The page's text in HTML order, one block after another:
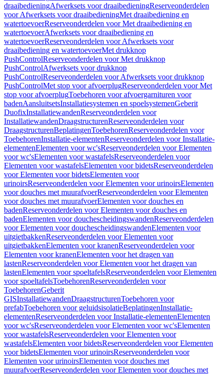
draaibedieningAfwerksets voor draaibedieningReserveonderdelen
voor Afwerksets voor draaibedieningMet draaibediening en
watertoevoerReserveonderdelen voor Met draaibediening en
watertoevoerAfwerksets voor draaibediening en
watertoevoerReserveonderdelen voor Afwerksets voor
draaibediening en watertoevoerMet drukknop
PushControlReserveonderdelen voor Met drukknop
PushControlAfwerksets voor drukknop
PushControlReserveonderdelen voor Afwerksets voor drukknop
PushControlMet stop voor afvoerplugReserveonderdelen voor Met
stop voor afvoerplugToebehoren voor afvoergarnituren voor
badenAansluitsetsInstallatiesystemen en spoelsystemenGeberit
DuofixInstallatiewandenReserveonderdelen voor
InstallatiewandenDraagstructurenReserveonderdelen voor
DraagstructurenBeplatingenToebehorenReserveonderdelen voor
ToebehorenInstallatie-elementenReserveonderdelen voor Installatie-
elementenElementen voor wc'sReserveonderdelen voor Elementen
voor wc'sElementen voor wastafelsReserveonderdelen voor
Elementen voor wastafelsElementen voor bidetsReserveonderdelen
voor Elementen voor bidetsElementen voor
urinoirsReserveonderdelen voor Elementen voor urinoirsElementen
voor douches met muurafvoerReserveonderdelen voor Elementen
voor douches met muurafvoerElementen voor douches en
badenReserveonderdelen voor Elementen voor douches en
badenElementen voor douchescheidingswandenReserveonderdelen
voor Elementen voor douchescheidingswandenElementen voor
uitgietbakkenReserveonderdelen voor Elementen voor
uitgietbakkenElementen voor kranenReserveonderdelen voor
Elementen voor kranenElementen voor het dragen van
lastenReserveonderdelen voor Elementen voor het dragen van
lastenElementen voor spoeltafelsReserveonderdelen voor Elementen
voor spoeltafelsToebehorenReserveonderdelen voor
ToebehorenGeberit
GISInstallatiewandenDraagstructurenToebehoren voor
prefabToebehoren voor geluidsisolatieBeplatingenInstallatie-
elementenReserveonderdelen voor Installatie-elementenElementen
voor wc'sReserveonderdelen voor Elementen voor wc'sElementen
voor wastafelsReserveonderdelen voor Elementen voor
wastafelsElementen voor bidetsReserveonderdelen voor Elementen
voor bidetsElementen voor urinoirsReserveonderdelen voor
Elementen voor urinoirsElementen voor douches met
muurafvoerReserveonderdelen voor Elementen voor douches met